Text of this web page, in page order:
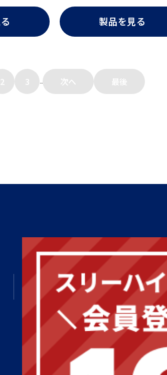
製品を見る
2 3 次へ 最後
新規会員登録 ログイン
スリーハイコーポレートサイト